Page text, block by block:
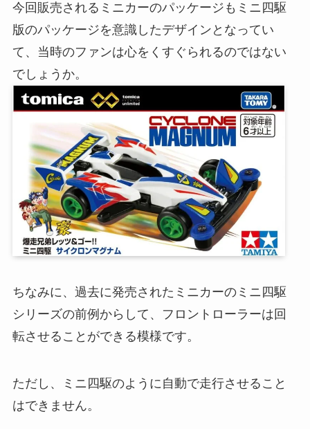
今回販売されるミニカーのパッケージもミニ四駆
版のパッケージを意識したデザインとなってい
て、当時のファンは心をくすぐられるのではない
でしょうか。
ちなみに、過去に発売されたミニカーのミニ四駆
シリーズの前例からして、フロントローラーは回
転させることができる模様です。
ただし、ミニ四駆のように自動で走行させること
はできません。